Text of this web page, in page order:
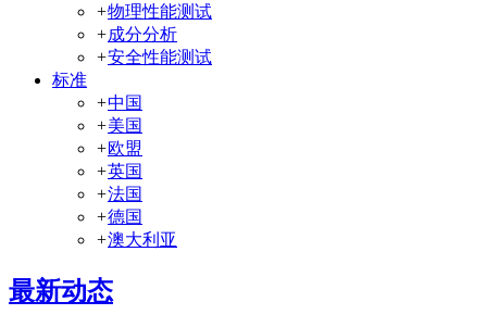
+物理性能测试
+成分分析
+安全性能测试
标准
+中国
+美国
+欧盟
+英国
+法国
+德国
+澳大利亚
最新动态